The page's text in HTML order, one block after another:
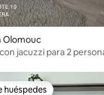
Olomouc
jacuzzi para 2
huéspedes